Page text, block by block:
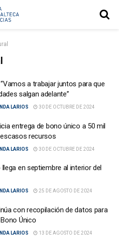
a trabajar juntos para que
salgan adelante”
LARIOS 30 DE OCTUBRE DE 2024
entrega de bono único a 50 mil
recursos
LARIOS 30 DE OCTUBRE DE 2024
en septiembre al interior del
LARIOS 25 DE AGOSTO DE 2024
con recopilación de datos para
Único
LARIOS 13 DE AGOSTO DE 2024